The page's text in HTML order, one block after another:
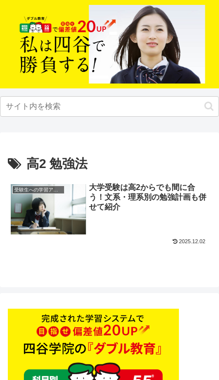
高2 勉強法
大学受験は高2からでも間に合
う！文系・理系別の勉強計画も併
せて紹介
2025.12.02